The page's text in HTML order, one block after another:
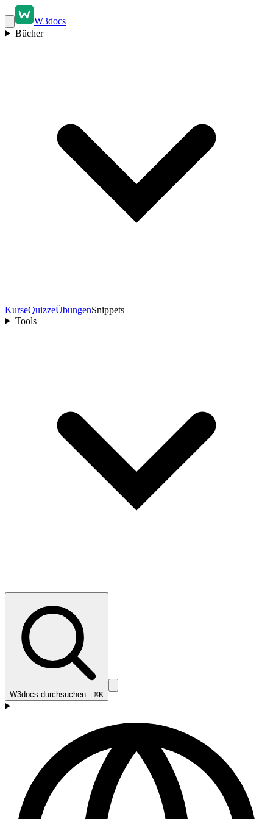
W3docs
Bücher
KurseQuizzeÜbungenSnippets
Tools
W3docs durchsuchen…⌘K